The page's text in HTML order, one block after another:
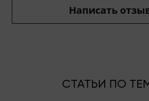
Написать
СТАТЬИ ПО